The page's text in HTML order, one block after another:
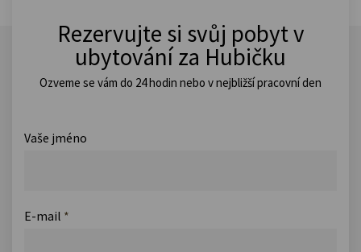
Rezervujte si svůj pobyt v
ubytování za Hubičku
Ozveme se vám do 24 hodin nebo v nejbližší pracovní den
Vaše jméno
E-mail *